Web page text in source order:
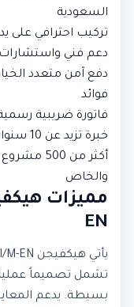
السعودية
تركيب احترافي على
دعم فني واستشارات
دفع آمن متعدد
فوائد
فاتورة ضريبية
خبرة تزيد عن 10 سنوات في تجهيز المؤسسات السعودية
أكثر من
والخاص
EN
تشمل تصميماً
بسيطة. يدعم